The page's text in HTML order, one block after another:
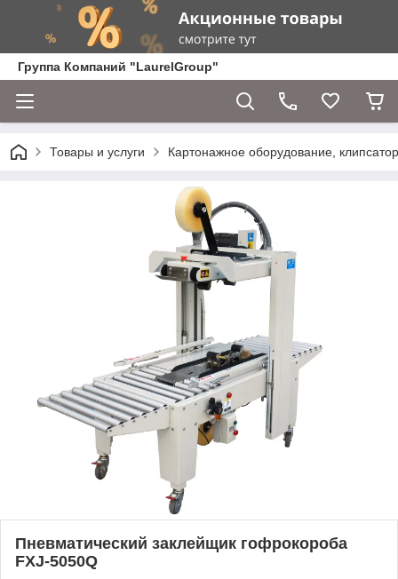
Группа Компаний "LaurelGroup"
Товары и услуги Картонажное оборудование,
Пневматический заклейщик гофрокороба
FXJ-5050Q